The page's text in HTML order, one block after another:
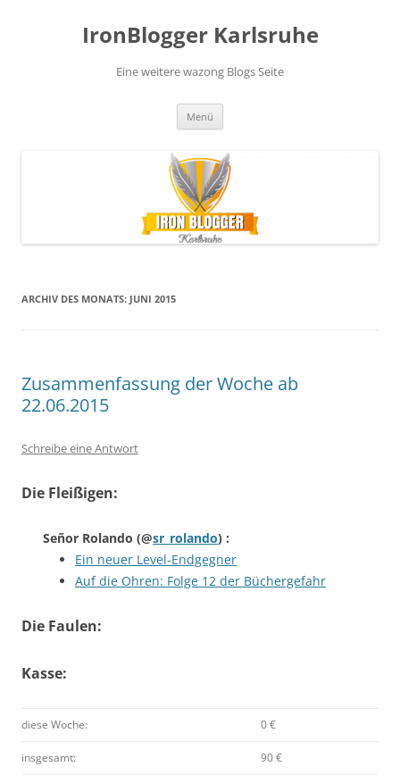
IronBlogger Karlsruhe
Eine weitere wazong Blogs Seite
Menü
ARCHIV DES MONATS: JUNI 2015
Zusammenfassung der Woche ab
22.06.2015
Schreibe eine Antwort
Die Fleißigen:
Señor Rolando (@sr_rolando) :
Ein neuer Level-Endgegner
Auf die Ohren: Folge 12 der Büchergefahr
Die Faulen:
Kasse:
diese Woche: 0 €
insgesamt: 90 €